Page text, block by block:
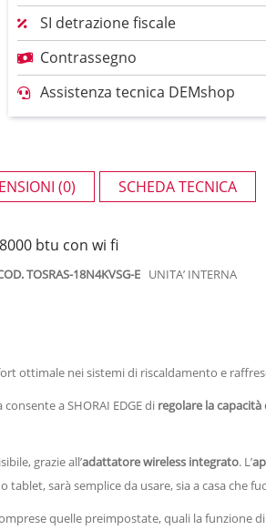
SI detrazione fiscale
Contrassegno
Assistenza tecnica DEMshop
(0) SCHEDA TECNICA
btu con wi fi
18N4KVSG-E UNITA’ INTERNA
ottimale nei sistemi di riscaldamento e
a SHORAI EDGE di regolare la
grazie all’adattatore wireless integrato. L’
sarà semplice da usare, sia a casa che
quelle preimpostate, quali la funzione